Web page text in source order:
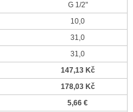
G 1/2"
10,0
31,0
31,0
147,13 Kč
178,03 Kč
5,66 €